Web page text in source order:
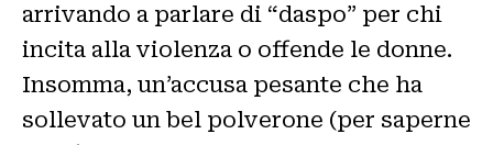
arrivando a parlare di “daspo” per chi
incita alla violenza o offende le donne.
Insomma, un’accusa pesante che ha
sollevato un bel polverone (per saperne